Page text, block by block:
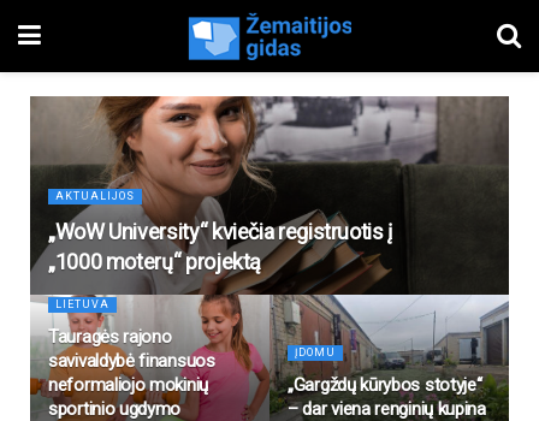
AKTUALIJOS
„WoW University“ kviečia registruotis į
„1000 moterų“ projektą
LIETUVA
Tauragės rajono
savivaldybė finansuos
neformaliojo mokinių
sportinio ugdymo
ĮDOMU
„Gargždų kūrybos stotyje“
– dar viena renginių kupina